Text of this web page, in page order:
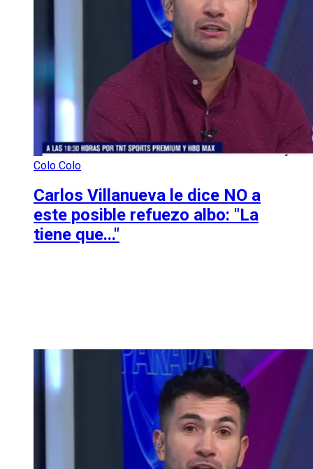
Colo Colo
Carlos Villanueva le dice NO a
este posible refuezo albo: "La
tiene que..."